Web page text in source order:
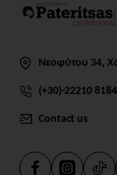
Νεοφύτου 34,
(+30)-22210
Contact us